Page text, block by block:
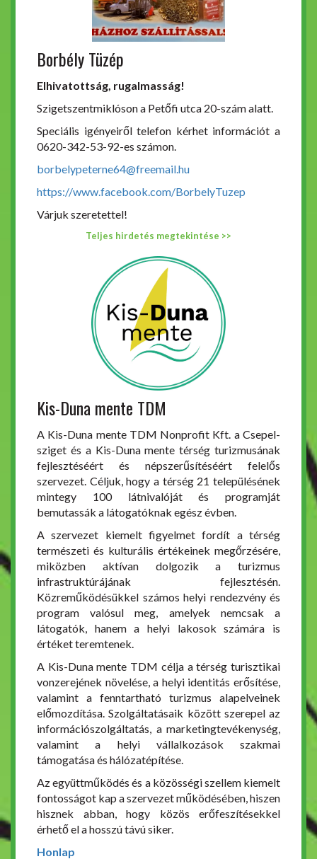
Borbély Tüzép
Elhivatottság, rugalmasság!
Szigetszentmiklóson a Petőfi utca 20-szám alatt.
Speciális igényeiről telefon kérhet információt a
0620-342-53-92-es számon.
borbelypeterne64@freemail.hu
https://www.facebook.com/BorbelyTuzep
Várjuk szeretettel!
Teljes hirdetés megtekintése >>
Kis-Duna mente TDM
A Kis-Duna mente TDM Nonprofit Kft. a Csepel-
sziget és a Kis-Duna mente térség turizmusának
fejlesztéséért és népszerűsítéséért felelős
szervezet. Céljuk, hogy a térség 21 településének
mintegy 100 látnivalóját és programját
bemutassák a látogatóknak egész évben.
A szervezet kiemelt figyelmet fordít a térség
természeti és kulturális értékeinek megőrzésére,
miközben aktívan dolgozik a turizmus
infrastruktúrájának fejlesztésén.
Közreműködésükkel számos helyi rendezvény és
program valósul meg, amelyek nemcsak a
látogatók, hanem a helyi lakosok számára is
értéket teremtenek.
A Kis-Duna mente TDM célja a térség turisztikai
vonzerejének növelése, a helyi identitás erősítése,
valamint a fenntartható turizmus alapelveinek
előmozdítása. Szolgáltatásaik között szerepel az
információszolgáltatás, a marketingtevékenység,
valamint a helyi vállalkozások szakmai
támogatása és hálózatépítése.
Az együttműködés és a közösségi szellem kiemelt
fontosságot kap a szervezet működésében, hiszen
hisznek abban, hogy közös erőfeszítésekkel
érhető el a hosszú távú siker.
Honlap